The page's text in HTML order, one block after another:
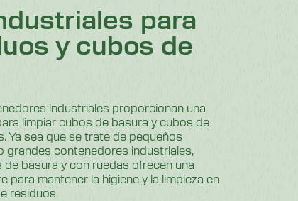
para
y cubos de
industriales proporcionan una
limpiar cubos de basura y cubos de
Ya sea que se trate de pequeños
grandes contenedores industriales,
basura y con ruedas ofrecen una
para mantener la higiene y la limpieza en
residuos.